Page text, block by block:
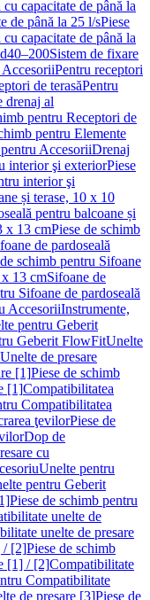
capacitate de până la
de până la 25 l/sPiese
capacitate de până la
Sistem de fixare
AccesoriiPentru receptori
de terasăPentru
drenaj al
pentru Receptori de
pentru Elemente
AccesoriiDrenaj
interior şi exteriorPiese
interior şi
și terase, 10 x 10
pentru balcoane și
x 13 cmPiese de schimb
de pardoseală
schimb pentru Sifoane
x 13 cmSifoane de
Sifoane de pardoseală
AccesoriiInstrumente,
pentru Geberit
Geberit FlowFitUnelte
de presare
[1]Piese de schimb
[1]Compatibilitatea
Compatibilitatea
ţevilorPiese de
Dop de
cu
Unelte pentru
pentru Geberit
Piese de schimb pentru
unelte de
unelte de presare
/ [2]Piese de schimb
[1] / [2]Compatibilitate
Compatibilitate
de presare [3]Piese de